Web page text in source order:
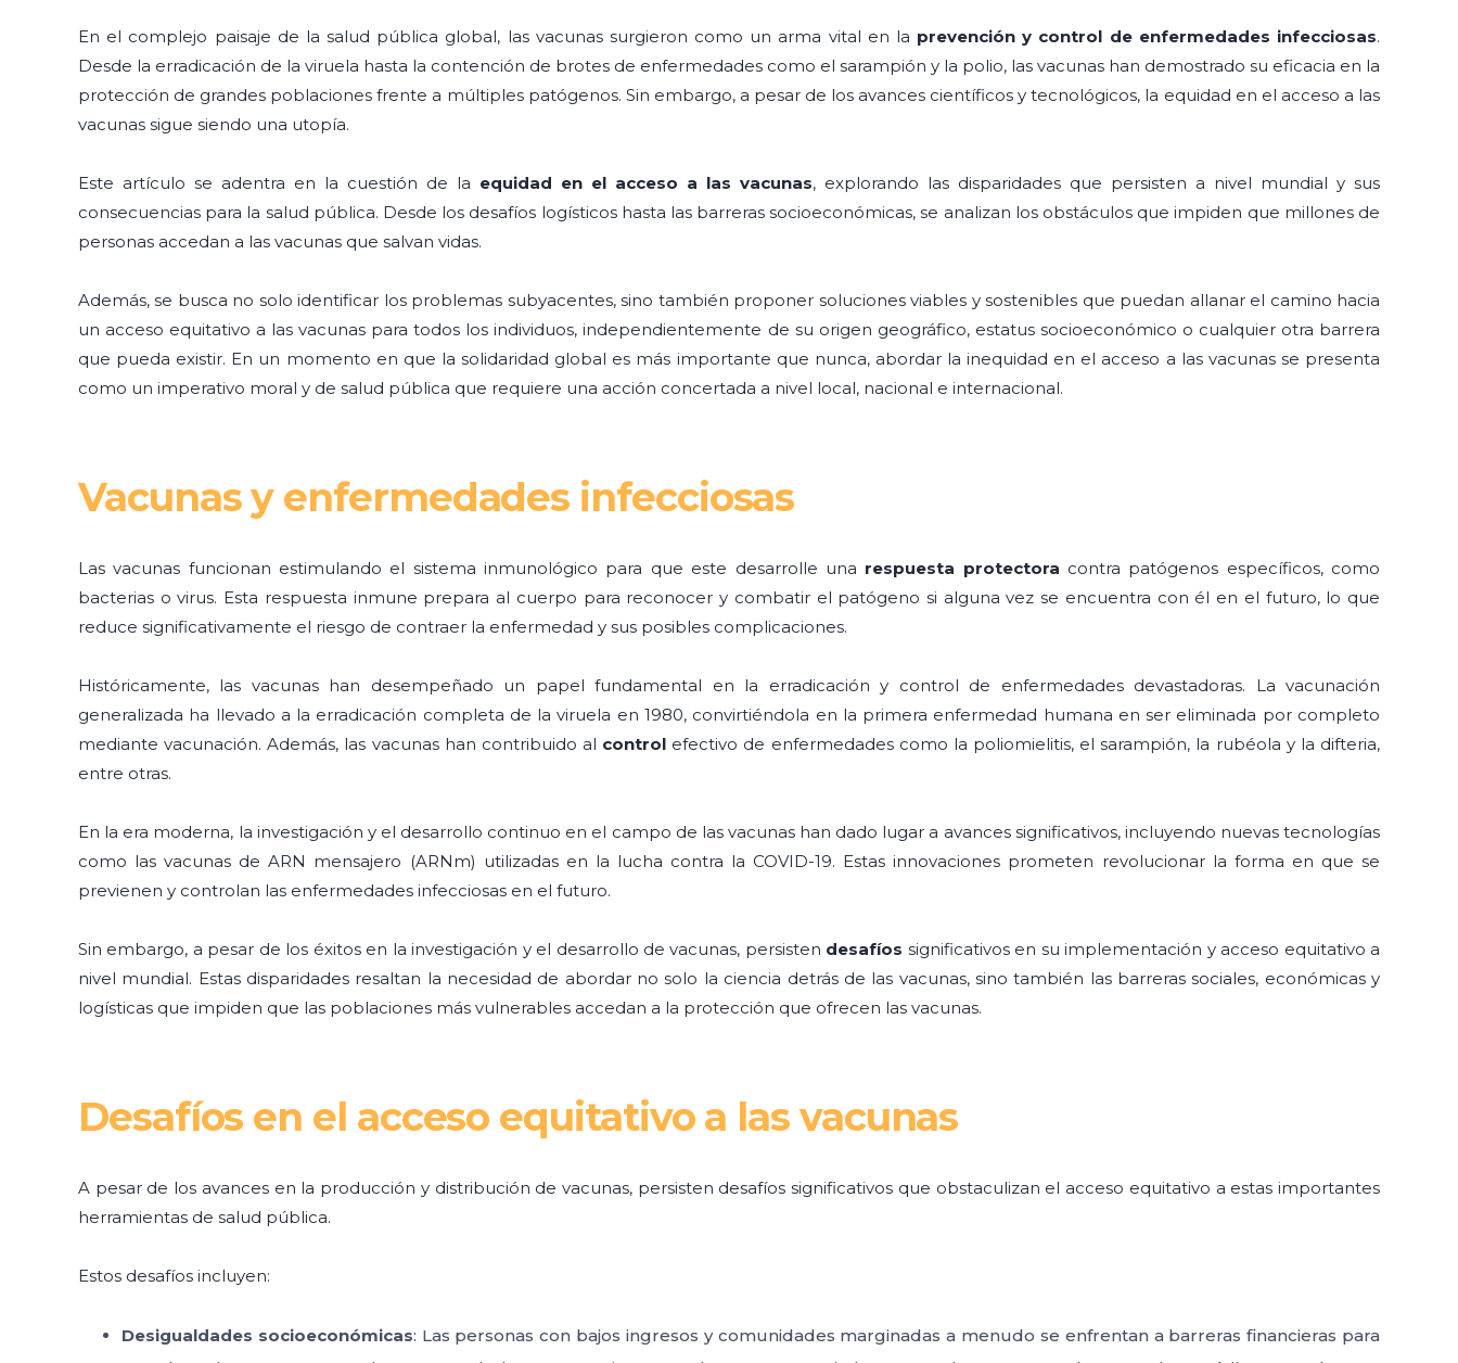
En el complejo paisaje de la salud pública global, las vacunas surgieron como un arma vital en la prevención y control de enfermedades infecciosas.
Desde la erradicación de la viruela hasta la contención de brotes de enfermedades como el sarampión y la polio, las vacunas han demostrado su eficacia en la
protección de grandes poblaciones frente a múltiples patógenos. Sin embargo, a pesar de los avances científicos y tecnológicos, la equidad en el acceso a las
vacunas sigue siendo una utopía.
Este artículo se adentra en la cuestión de la equidad en el acceso a las vacunas, explorando las disparidades que persisten a nivel mundial y sus
consecuencias para la salud pública. Desde los desafíos logísticos hasta las barreras socioeconómicas, se analizan los obstáculos que impiden que millones de
personas accedan a las vacunas que salvan vidas.
Además, se busca no solo identificar los problemas subyacentes, sino también proponer soluciones viables y sostenibles que puedan allanar el camino hacia
un acceso equitativo a las vacunas para todos los individuos, independientemente de su origen geográfico, estatus socioeconómico o cualquier otra barrera
que pueda existir. En un momento en que la solidaridad global es más importante que nunca, abordar la inequidad en el acceso a las vacunas se presenta
como un imperativo moral y de salud pública que requiere una acción concertada a nivel local, nacional e internacional.
Vacunas y enfermedades infecciosas
Las vacunas funcionan estimulando el sistema inmunológico para que este desarrolle una respuesta protectora contra patógenos específicos, como
bacterias o virus. Esta respuesta inmune prepara al cuerpo para reconocer y combatir el patógeno si alguna vez se encuentra con él en el futuro, lo que
reduce significativamente el riesgo de contraer la enfermedad y sus posibles complicaciones.
Históricamente, las vacunas han desempeñado un papel fundamental en la erradicación y control de enfermedades devastadoras. La vacunación
generalizada ha llevado a la erradicación completa de la viruela en 1980, convirtiéndola en la primera enfermedad humana en ser eliminada por completo
mediante vacunación. Además, las vacunas han contribuido al control efectivo de enfermedades como la poliomielitis, el sarampión, la rubéola y la difteria,
entre otras.
En la era moderna, la investigación y el desarrollo continuo en el campo de las vacunas han dado lugar a avances significativos, incluyendo nuevas tecnologías
como las vacunas de ARN mensajero (ARNm) utilizadas en la lucha contra la COVID-19. Estas innovaciones prometen revolucionar la forma en que se
previenen y controlan las enfermedades infecciosas en el futuro.
Sin embargo, a pesar de los éxitos en la investigación y el desarrollo de vacunas, persisten desafíos significativos en su implementación y acceso equitativo a
nivel mundial. Estas disparidades resaltan la necesidad de abordar no solo la ciencia detrás de las vacunas, sino también las barreras sociales, económicas y
logísticas que impiden que las poblaciones más vulnerables accedan a la protección que ofrecen las vacunas.
Desafíos en el acceso equitativo a las vacunas
A pesar de los avances en la producción y distribución de vacunas, persisten desafíos significativos que obstaculizan el acceso equitativo a estas importantes
herramientas de salud pública.
Estos desafíos incluyen:
Desigualdades socioeconómicas: Las personas con bajos ingresos y comunidades marginadas a menudo se enfrentan a barreras financieras para